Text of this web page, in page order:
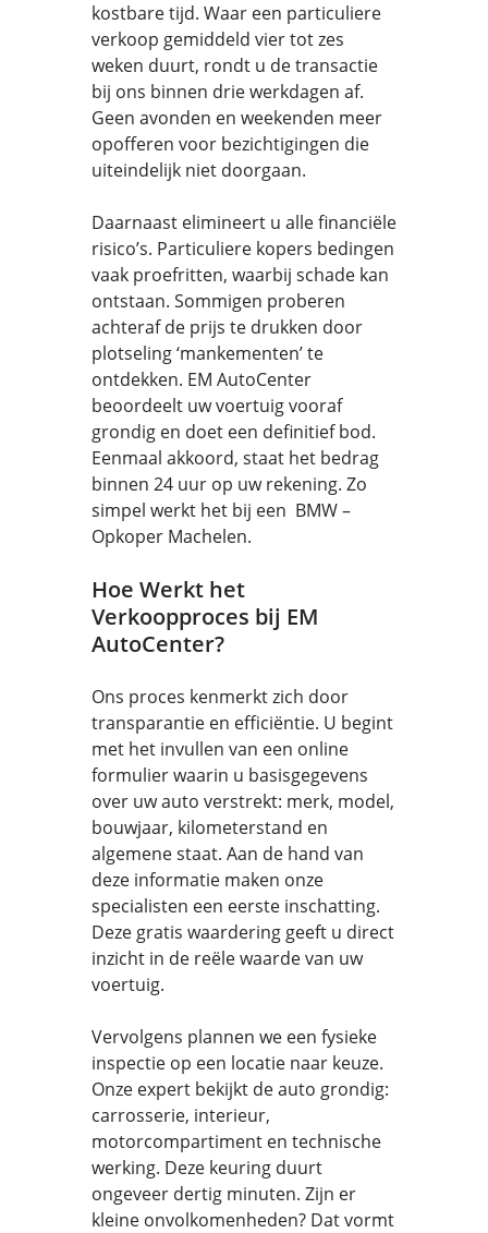
kostbare tijd. Waar een particuliere
verkoop gemiddeld vier tot zes
weken duurt, rondt u de transactie
bij ons binnen drie werkdagen af.
Geen avonden en weekenden meer
opofferen voor bezichtigingen die
uiteindelijk niet doorgaan.
Daarnaast elimineert u alle financiële
risico’s. Particuliere kopers bedingen
vaak proefritten, waarbij schade kan
ontstaan. Sommigen proberen
achteraf de prijs te drukken door
plotseling ‘mankementen’ te
ontdekken. EM AutoCenter
beoordeelt uw voertuig vooraf
grondig en doet een definitief bod.
Eenmaal akkoord, staat het bedrag
binnen 24 uur op uw rekening. Zo
simpel werkt het bij een BMW –
Opkoper Machelen.
Hoe Werkt het
Verkoopproces bij EM
AutoCenter?
Ons proces kenmerkt zich door
transparantie en efficiëntie. U begint
met het invullen van een online
formulier waarin u basisgegevens
over uw auto verstrekt: merk, model,
bouwjaar, kilometerstand en
algemene staat. Aan de hand van
deze informatie maken onze
specialisten een eerste inschatting.
Deze gratis waardering geeft u direct
inzicht in de reële waarde van uw
voertuig.
Vervolgens plannen we een fysieke
inspectie op een locatie naar keuze.
Onze expert bekijkt de auto grondig:
carrosserie, interieur,
motorcompartiment en technische
werking. Deze keuring duurt
ongeveer dertig minuten. Zijn er
kleine onvolkomenheden? Dat vormt